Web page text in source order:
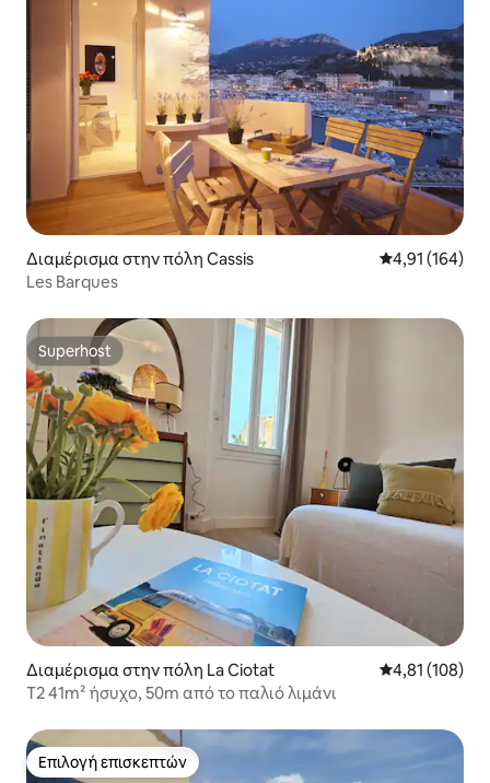
Διαμέρισμα στην πόλη Cassis Μέση
4,91 (164)
Les Barques
Superhost
Superhost
Διαμέρισμα στην πόλη La Ciotat Μέση
4,81 (108)
T2 41m² ήσυχο, 50m από το παλιό λιμάνι
Επιλογή επισκεπτών
Επιλογή επισκεπτών